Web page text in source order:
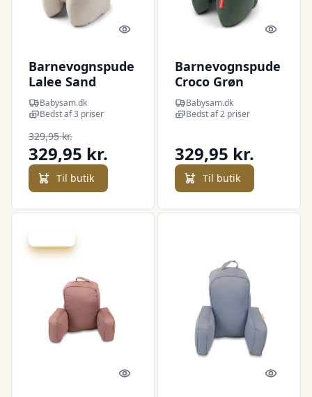
Quick look
Barnevognspude
Lalee Sand
Babysam.dk
Bedst af 3 priser
329,95 kr.
329,95 kr.
Til butik
Quick
Barnevognspude
Croco Grøn
Babysam.dk
Bedst af 2 priser
329,95 kr.
Til butik
Quick look Quick